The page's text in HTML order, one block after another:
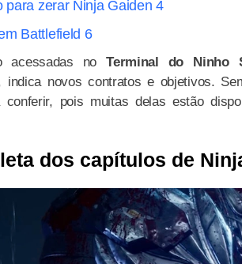
para zerar Ninja Gaiden 4
Battlefield 6
acessadas noTerminal do Ninho
indica novos contratos e objetivos.
pois muitas delas estão
dos capítulos de